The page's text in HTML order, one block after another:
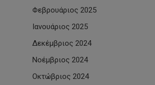
Φεβρουάριος 2025
Ιανουάριος 2025
Δεκέμβριος 2024
Νοέμβριος 2024
Οκτώβριος 2024